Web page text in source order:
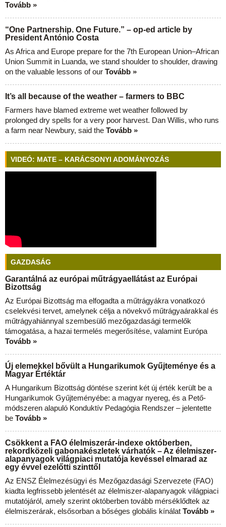
Tovább »
“One Partnership. One Future.” – op-ed article by
President António Costa
As Africa and Europe prepare for the 7th European Union–African
Union Summit in Luanda, we stand shoulder to shoulder, drawing
on the valuable lessons of our Tovább »
It’s all because of the weather – farmers to BBC
Farmers have blamed extreme wet weather followed by
prolonged dry spells for a very poor harvest. Dan Willis, who runs
a farm near Newbury, said the Tovább »
VIDEÓ: MATE – KARÁCSONYI ADOMÁNYOZÁS
GAZDASÁG
Garantálná az európai műtrágyaellátást az Európai
Bizottság
Az Európai Bizottság ma elfogadta a műtrágyákra vonatkozó
cselekvési tervet, amelynek célja a növekvő műtrágyaárakkal és
műtrágyahiánnyal szembesülő mezőgazdasági termelők
támogatása, a hazai termelés megerősítése, valamint Európa
Tovább »
Új elemekkel bővült a Hungarikumok Gyűjteménye és a
Magyar Értéktár
A Hungarikum Bizottság döntése szerint két új érték került be a
Hungarikumok Gyűjteményébe: a magyar nyereg, és a Pető-
módszeren alapuló Konduktív Pedagógia Rendszer – jelentette
be Tovább »
Csökkent a FAO élelmiszerár-indexe októberben,
rekordközeli gabonakészletek várhatók – Az élelmiszer-
alapanyagok világpiaci mutatója kevéssel elmarad az
egy évvel ezelőtti szinttől
Az ENSZ Élelmezésügyi és Mezőgazdasági Szervezete (FAO)
kiadta legfrissebb jelentését az élelmiszer-alapanyagok világpiaci
mutatójáról, amely szerint októberben tovább mérséklődtek az
élelmiszerárak, elsősorban a bőséges globális kínálat Tovább »